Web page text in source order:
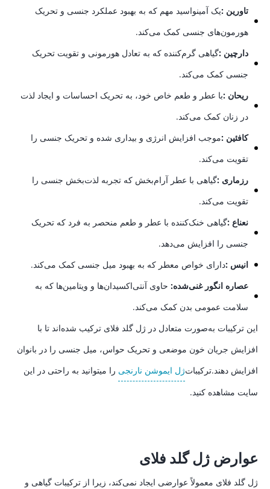
تاورین :یک آمینواسید مهم که به بهبود عملکرد جنسی و تحریک
هورمون‌های جنسی کمک می‌کند.
دارچین :گیاهی گرم‌کننده که به تعادل هورمونی و تقویت تحریک
جنسی کمک می‌کند.
ریحان :با عطر و طعم خاص خود، به تحریک احساسات و ایجاد لذت
در زنان کمک می‌کند.
کافئین :موجب افزایش انرژی و بیداری شده و تحریک جنسی را
تقویت می‌کند.
رزماری :گیاهی با عطر آرام‌بخش که تجربه لذت‌بخش جنسی را
تقویت می‌کند.
نعناع :گیاهی خنک‌کننده با عطر و طعم منحصر به فرد که تحریک
جنسی را افزایش می‌دهد.
انیس :دارای خواص معطر که به بهبود میل جنسی کمک می‌کند.
عصاره انگور غنی‌شده: حاوی آنتی‌اکسیدان‌ها و ویتامین‌ها که به
سلامت عمومی بدن کمک می‌کند.
این ترکیبات به‌صورت متعادل در ژل گلد فلای ترکیب شده‌اند تا با
افزایش جریان خون موضعی و تحریک حواس، میل جنسی را در بانوان
افزایش دهند.ترکیباتژل ایموشن نارنجی را میتوانید به راحتی در این
سایت مشاهده کنید.
عوارض ژل گلد فلای
ژل گلد فلای معمولاً عوارضی ایجاد نمی‌کند، زیرا از ترکیبات گیاهی و